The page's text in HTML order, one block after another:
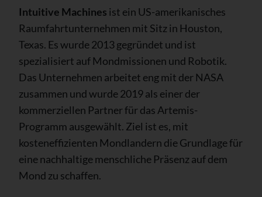
Intuitive Machines ist ein US-amerikanisches
Raumfahrtunternehmen mit Sitz in Houston,
Texas. Es wurde 2013 gegründet und ist
spezialisiert auf Mondmissionen und Robotik.
Das Unternehmen arbeitet eng mit der NASA
zusammen und wurde 2019 als einer der
kommerziellen Partner für das Artemis-
Programm ausgewählt. Ziel ist es, mit
kosteneffizienten Mondlandern die Grundlage für
eine nachhaltige menschliche Präsenz auf dem
Mond zu schaffen.